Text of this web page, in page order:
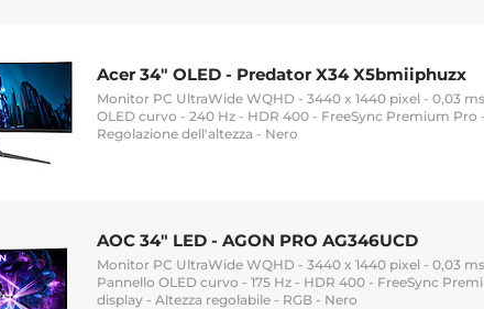
Acer 34" OLED - Predator X34 X5bmiiphuzx
Monitor PC UltraWide WQHD - 3440 x 1440 pixel - 0,03
OLED curvo - 240 Hz - HDR 400 - FreeSync Premium
Regolazione dell'altezza - Nero
AOC 34" LED - AGON PRO AG346UCD
Monitor PC UltraWide WQHD - 3440 x 1440 pixel - 0,03
Pannello OLED curvo - 175 Hz - HDR 400 - FreeSync
display - Altezza regolabile - RGB - Nero